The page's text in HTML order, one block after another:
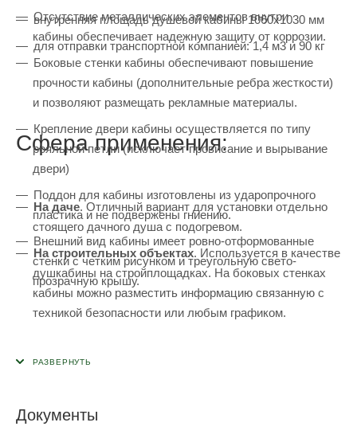
Отсутствие металлических элементов внутри
кабины обеспечивает надежную защиту от коррозии.
Боковые стенки кабины обеспечивают повышение
прочности кабины (дополнительные ребра жесткости)
и позволяют размещать рекламные материалы.
Крепление двери кабины осуществляется по типу
рояльной петли (исключает провисание и вырывание
двери)
Поддон для кабины изготовлены из ударопрочного
пластика и не подвержены гниению.
Внешний вид кабины имеет ровно-отформованные
стенки с четким рисунком и треугольную свето-
прозрачную крышу.
внутренняя площадь душевой кабины 1060х1030 мм
для отправки транспортной компанией: 1,4 м3 и 90 кг
Сфера применения:
На даче. Отличный вариант для установки отдельно
стоящего дачного душа с подогревом.
На строительных объектах. Используется в качестве
душкабины на стройплощадках. На боковых стенках
кабины можно разместить информацию связанную с
техникой безопасности или любым графиком.
Документы